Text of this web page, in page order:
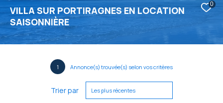
0
VILLA SUR PORTIRAGNES EN LOCATION
SAISONNIÈRE
1 Annonce(s) trouvée(s) selon vos critères
Trier par Les plus récentes